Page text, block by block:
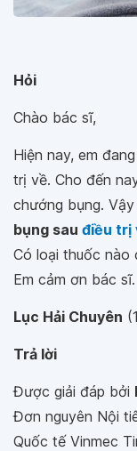
Hỏi
Chào bác sĩ,
Hiện nay, em
trị về. Cho đến
chướng bụng.
bụng sau điều trị
Có loại thuốc nào
Em cảm ơn bác sĩ.
Lục Hải Chuyên
Trả lời
Được giải đáp bởi
Đơn nguyên Nội
Quốc tế Vinmec